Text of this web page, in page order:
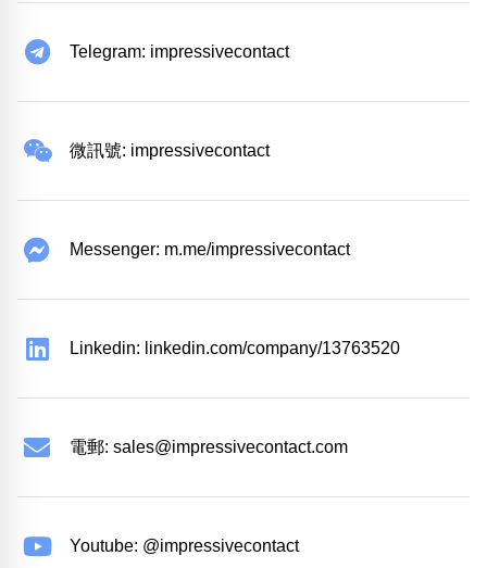
Telegram: impressivecontact
微訊號: impressivecontact
Messenger: m.me/impressivecontact
Linkedin: linkedin.com/company/13763520
電郵: sales@impressivecontact.com
Youtube: @impressivecontact